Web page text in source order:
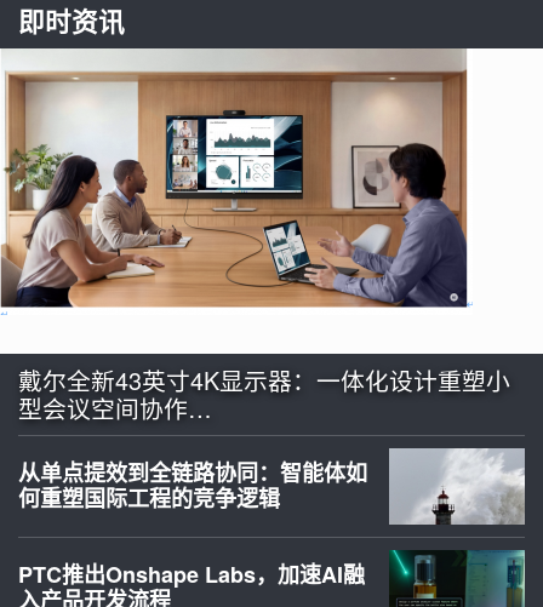
即时资讯
戴尔全新43英寸4K显示器：一体化设计重塑小
型会议空间协作…
从单点提效到全链路协同：智能体如
何重塑国际工程的竞争逻辑
PTC推出Onshape Labs，加速AI融
入产品开发流程